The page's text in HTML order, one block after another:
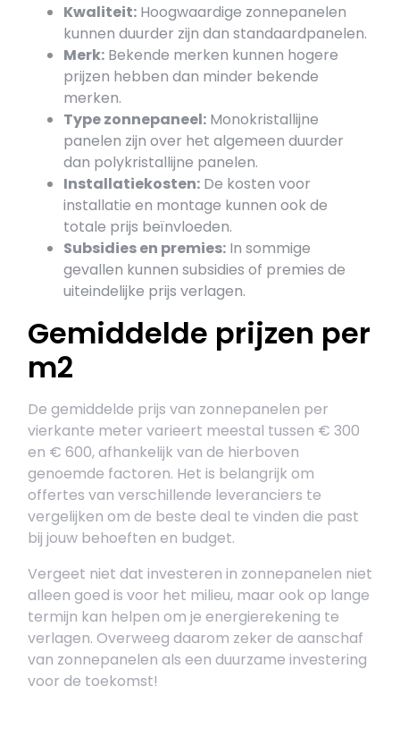
Kwaliteit: Hoogwaardige zonnepanelen
kunnen duurder zijn dan standaardpanelen.
Merk: Bekende merken kunnen hogere
prijzen hebben dan minder bekende
merken.
Type zonnepaneel: Monokristallijne
panelen zijn over het algemeen duurder
dan polykristallijne panelen.
Installatiekosten: De kosten voor
installatie en montage kunnen ook de
totale prijs beïnvloeden.
Subsidies en premies: In sommige
gevallen kunnen subsidies of premies de
uiteindelijke prijs verlagen.
Gemiddelde prijzen per
m2
De gemiddelde prijs van zonnepanelen per
vierkante meter varieert meestal tussen € 300
en € 600, afhankelijk van de hierboven
genoemde factoren. Het is belangrijk om
offertes van verschillende leveranciers te
vergelijken om de beste deal te vinden die past
bij jouw behoeften en budget.
Vergeet niet dat investeren in zonnepanelen niet
alleen goed is voor het milieu, maar ook op lange
termijn kan helpen om je energierekening te
verlagen. Overweeg daarom zeker de aanschaf
van zonnepanelen als een duurzame investering
voor de toekomst!